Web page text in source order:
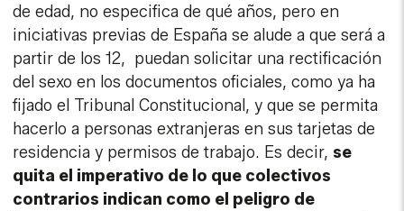
de edad, no especifica de qué años, pero en
iniciativas previas de España se alude a que será a
partir de los 12, puedan solicitar una rectificación
del sexo en los documentos oficiales, como ya ha
fijado el Tribunal Constitucional, y que se permita
hacerlo a personas extranjeras en sus tarjetas de
residencia y permisos de trabajo. Es decir, se
quita el imperativo de lo que colectivos
contrarios indican como el peligro de